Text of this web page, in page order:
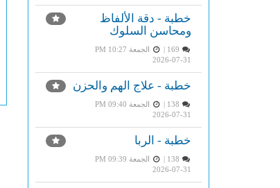
خطبة - دقة الألفاظ
ومحاسن السلوك
الجمعة PM 10:27
2026-07-31
خطبة - علاج الهم والحزن
الجمعة PM 09:40
2026-07-31
خطبة - الربا
الجمعة PM 09:39
2026-07-31